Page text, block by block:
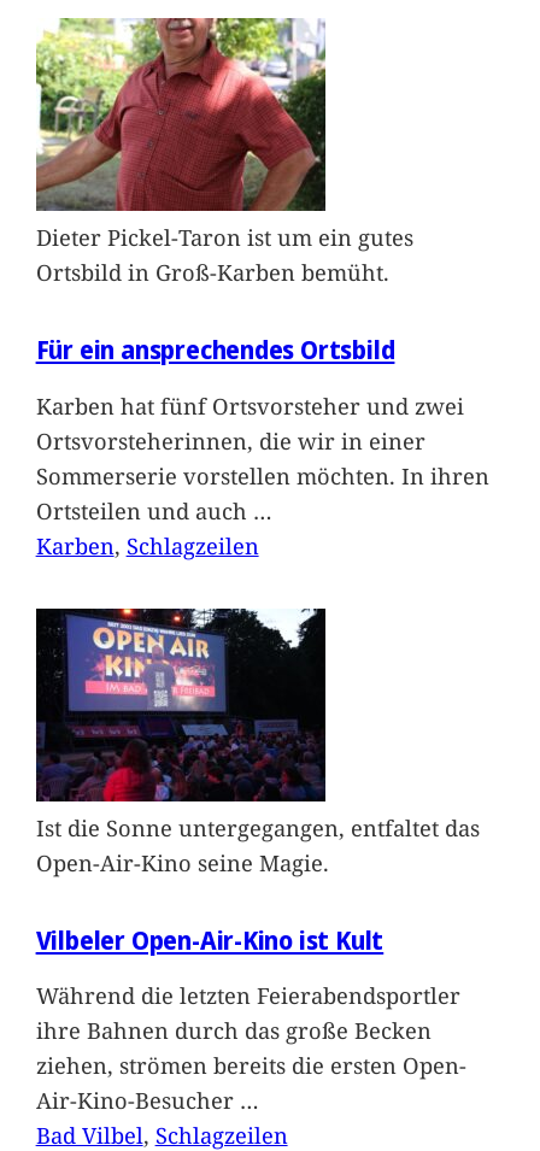
Dieter Pickel-Taron ist um ein gutes
Ortsbild in Groß-Karben bemüht.
Für ein ansprechendes Ortsbild
Karben hat fünf Ortsvorsteher und zwei
Ortsvorsteherinnen, die wir in einer
Sommerserie vorstellen möchten. In ihren
Ortsteilen und auch …
Karben, Schlagzeilen
Ist die Sonne untergegangen, entfaltet das
Open-Air-Kino seine Magie.
Vilbeler Open-Air-Kino ist Kult
Während die letzten Feierabendsportler
ihre Bahnen durch das große Becken
ziehen, strömen bereits die ersten Open-
Air-Kino-Besucher …
Bad Vilbel, Schlagzeilen